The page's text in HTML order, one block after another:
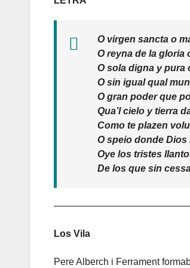
O virgen sancta o
O reyna de la gloria
O sola digna y pura
O sin igual qual
O gran poder que
Qua’l cielo y tierra
Como te plazen
O speio donde Dios
Oye los tristes
De los que sin
Los Vila
Pere Alberch i Ferrament